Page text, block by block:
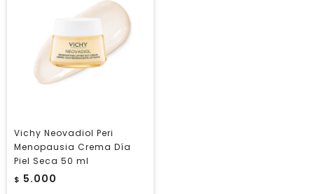
Vichy Neovadiol Peri
Menopausia Crema Día
Piel Seca 50 ml
$ 5.000